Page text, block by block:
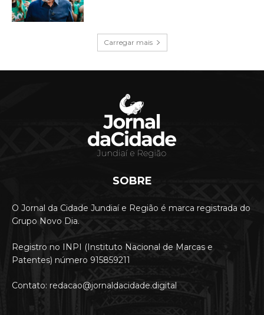
Carregar mais
SOBRE
O Jornal da Cidade Jundiaí e Região é marca registrada do
Grupo Novo Dia.
Registro no INPI (Instituto Nacional de Marcas e
Patentes) número 915859211
Contato: redacao@jornaldacidade.digital